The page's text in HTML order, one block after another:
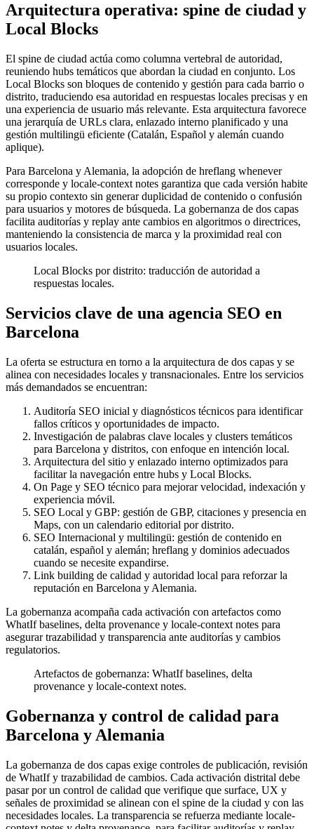
Arquitectura operativa: spine de ciudad y
Local Blocks
El spine de ciudad actúa como columna vertebral de autoridad,
reuniendo hubs temáticos que abordan la ciudad en conjunto. Los
Local Blocks son bloques de contenido y gestión para cada barrio o
distrito, traduciendo esa autoridad en respuestas locales precisas y en
una experiencia de usuario más relevante. Esta arquitectura favorece
una jerarquía de URLs clara, enlazado interno planificado y una
gestión multilingü eficiente (Catalán, Español y alemán cuando
aplique).
Para Barcelona y Alemania, la adopción de hreflang whenever
corresponde y locale-context notes garantiza que cada versión habite
su propio contexto sin generar duplicidad de contenido o confusión
para usuarios y motores de búsqueda. La gobernanza de dos capas
facilita auditorías y replay ante cambios en algoritmos o directrices,
manteniendo la consistencia de marca y la proximidad real con
usuarios locales.
Local Blocks por distrito: traducción de autoridad a
respuestas locales.
Servicios clave de una agencia SEO en
Barcelona
La oferta se estructura en torno a la arquitectura de dos capas y se
alinea con necesidades locales y transnacionales. Entre los servicios
más demandados se encuentran:
Auditoría SEO inicial y diagnósticos técnicos para identificar
fallos críticos y oportunidades de impacto.
Investigación de palabras clave locales y clusters temáticos
para Barcelona y distritos, con enfoque en intención local.
Arquitectura del sitio y enlazado interno optimizados para
facilitar la navegación entre hubs y Local Blocks.
On Page y SEO técnico para mejorar velocidad, indexación y
experiencia móvil.
SEO Local y GBP: gestión de GBP, citaciones y presencia en
Maps, con un calendario editorial por distrito.
SEO Internacional y multilingü: gestión de contenido en
catalán, español y alemán; hreflang y dominios adecuados
cuando se necesite expandirse.
Link building de calidad y autoridad local para reforzar la
reputación en Barcelona y Alemania.
La gobernanza acompaña cada activación con artefactos como
WhatIf baselines, delta provenance y locale-context notes para
asegurar trazabilidad y transparencia ante auditorías y cambios
regulatorios.
Artefactos de gobernanza: WhatIf baselines, delta
provenance y locale-context notes.
Gobernanza y control de calidad para
Barcelona y Alemania
La gobernanza de dos capas exige controles de publicación, revisión
de WhatIf y trazabilidad de cambios. Cada activación distrital debe
pasar por un control de calidad que verifique que surface, UX y
señales de proximidad se alinean con el spine de la ciudad y con las
necesidades locales. La transparencia se refuerza mediante locale-